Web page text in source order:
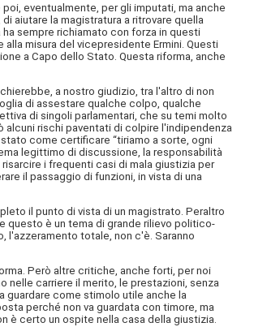
eventualmente, per gli imputati, ma anche
aiutare la magistratura a ritrovare quella
sempre richiamato con forza in questi
misura del vicepresidente Ermini. Questi
a Capo dello Stato. Questa riforma, anche
a nostro giudizio, tra l'altro di non
di assestare qualche colpo, qualche
di singoli parlamentari, che su temi molto
alcuni rischi paventati di colpire l'indipendenza
come certificare “tiriamo a sorte, ogni
legittimo di discussione, la responsabilità
i frequenti casi di mala giustizia per
il passaggio di funzioni, in vista di una
il punto di vista di un magistrato. Peraltro
questo è un tema di grande rilievo politico-
l'azzeramento totale, non c'è. Saranno
Però altre critiche, anche forti, per noi
nelle carriere il merito, le prestazioni, senza
guardare come stimolo utile anche la
perché non va guardata con timore, ma
è certo un ospite nella casa della giustizia.